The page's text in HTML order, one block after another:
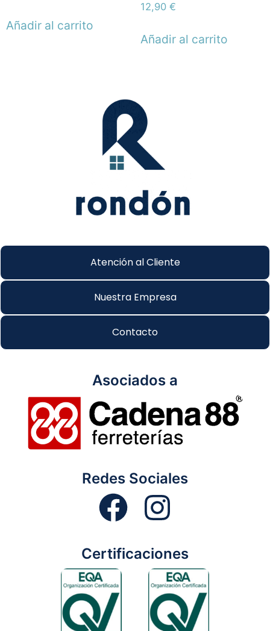
Añadir al carrito
12,90 €
Añadir al carrito
Atención al Cliente
Nuestra Empresa
Contacto
Asociados a
Redes Sociales
Certificaciones